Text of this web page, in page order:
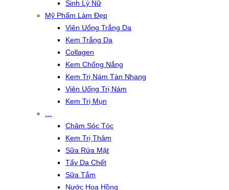
Sinh Lý Nữ
Mỹ Phẩm Làm Đẹp
Viên Uống Trắng Da
Kem Trắng Da
Collagen
Kem Chống Nắng
Kem Trị Nám Tàn Nhang
Viên Uống Trị Nám
Kem Trị Mụn
Chăm Sóc Tóc
Kem Trị Thâm
Sữa Rửa Mặt
Tẩy Da Chết
Sữa Tắm
Nước Hoa Hồng